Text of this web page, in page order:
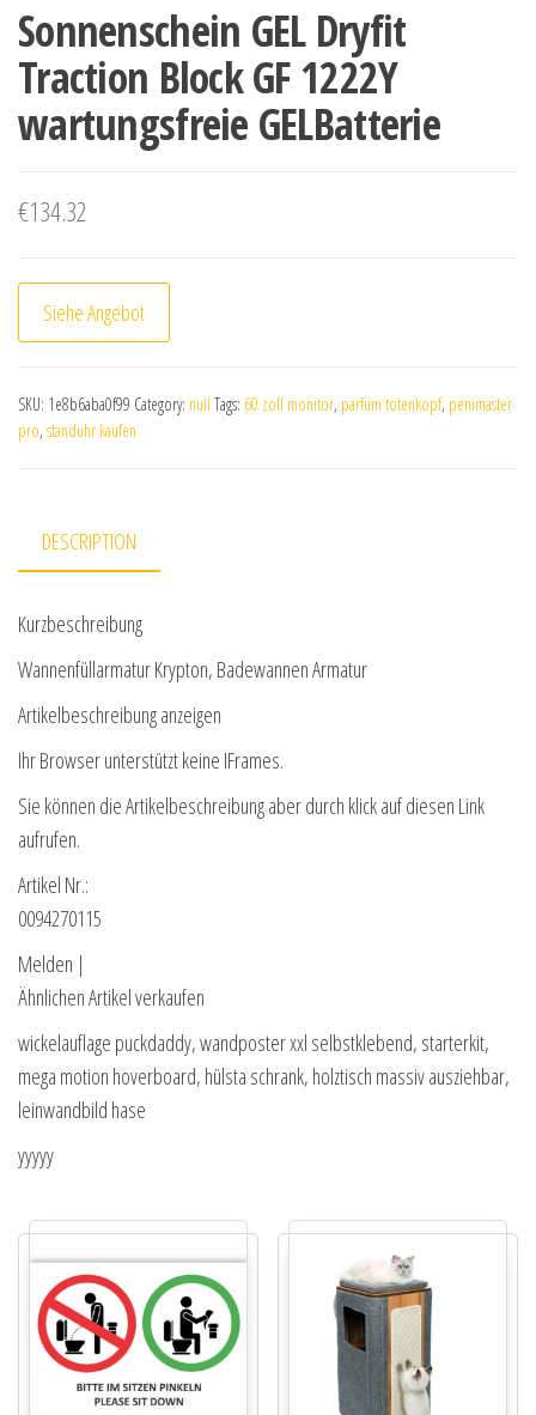
Sonnenschein GEL Dryfit
Traction Block GF 1222Y
wartungsfreie GELBatterie
€134.32
Siehe Angebot
SKU: 1e8b6aba0f99 Category: null Tags: 60 zoll monitor, parfüm totenkopf, penimaster
pro, standuhr kaufen
DESCRIPTION
Kurzbeschreibung
Wannenfüllarmatur Krypton, Badewannen Armatur
Artikelbeschreibung anzeigen
Ihr Browser unterstützt keine IFrames.
Sie können die Artikelbeschreibung aber durch klick auf diesen Link
aufrufen.
Artikel Nr.:
0094270115
Melden |
Ähnlichen Artikel verkaufen
wickelauflage puckdaddy, wandposter xxl selbstklebend, starterkit,
mega motion hoverboard, hülsta schrank, holztisch massiv ausziehbar,
leinwandbild hase
yyyyy